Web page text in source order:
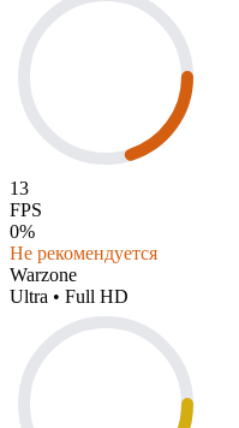
13
FPS
0%
Не рекомендуется
Warzone
Ultra • Full HD